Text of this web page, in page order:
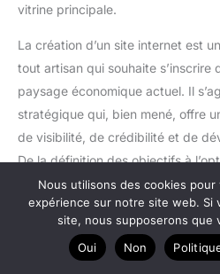
vitrine principale.
La création d’un site internet est
tout artisan qui souhaite s’inscrire
paysage économique actuel. Il
stratégique qui, bien mené, offre
de visibilité, de crédibilité et de
De la définition des objectifs à
de recherche, chaque étape
en ligne solide et pérenne, reflet
Nous utilisons des cookies pour
expérience sur notre site web. Si
site, nous supposerons que
Oui
Non